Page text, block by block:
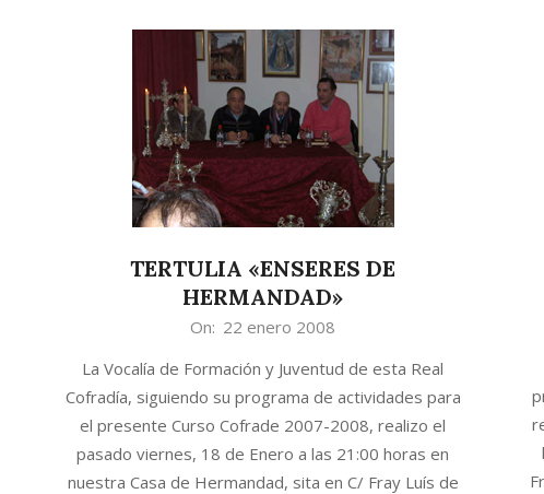
TERTULIA «ENSERES DE
HERMANDAD»
On: 22 enero 2008
La Vocalía de Formación y Juventud de esta Real
Cofradía, siguiendo su programa de actividades para
el presente Curso Cofrade 2007-2008, realizo el
pasado viernes, 18 de Enero a las 21:00 horas en
nuestra Casa de Hermandad, sita en C/ Fray Luís de